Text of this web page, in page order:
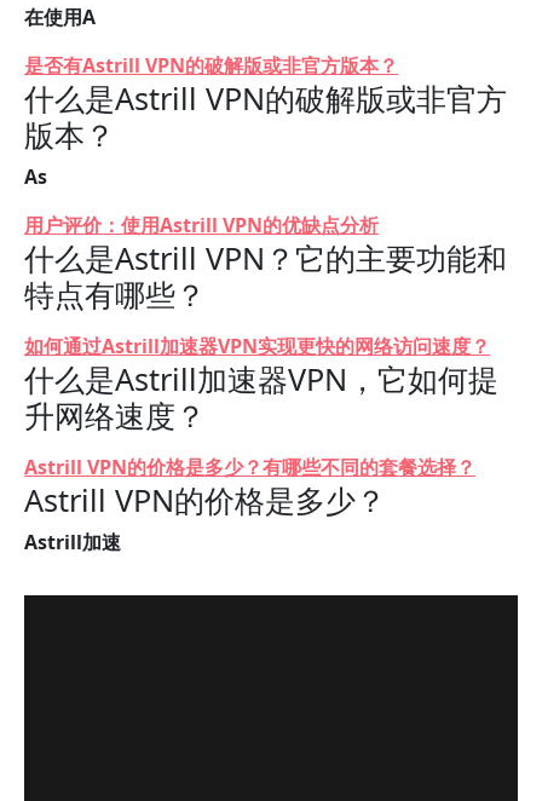
在使用A
是否有Astrill VPN的破解版或非官方版本？
什么是Astrill VPN的破解版或非官方
版本？
As
用户评价：使用Astrill VPN的优缺点分析
什么是Astrill VPN？它的主要功能和
特点有哪些？
如何通过Astrill加速器VPN实现更快的网络访问速度？
什么是Astrill加速器VPN，它如何提
升网络速度？
Astrill VPN的价格是多少？有哪些不同的套餐选择？
Astrill VPN的价格是多少？
Astrill加速